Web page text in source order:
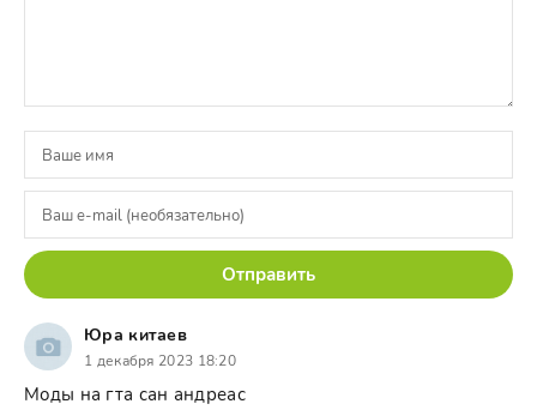
Отправить
Юра китаев
1 декабря 2023 18:20
Моды на гта сан андреас